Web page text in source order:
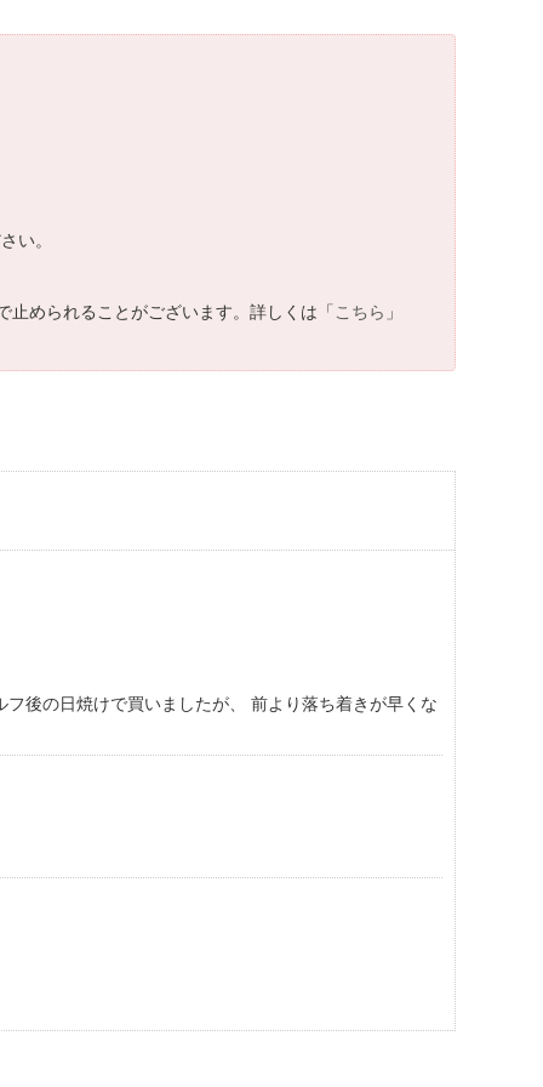
い。
められることがございます。詳しくは「こちら 」
後の日焼けで買いましたが、 前より落ち着きが早くな